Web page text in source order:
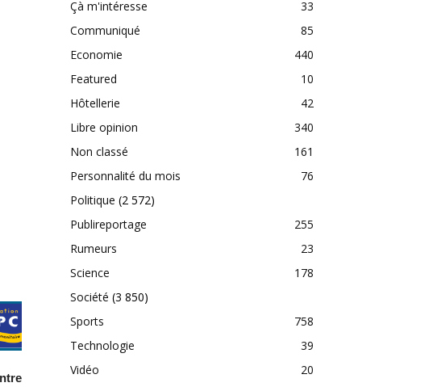
Çà m'intéresse
33
Communiqué
85
Economie
440
Featured
10
Hôtellerie
42
Libre opinion
340
Non classé
161
Personnalité du mois
76
Politique (2 572)
Publireportage
255
Rumeurs
23
Science
178
Société (3 850)
Sports
758
Technologie
39
Vidéo
20